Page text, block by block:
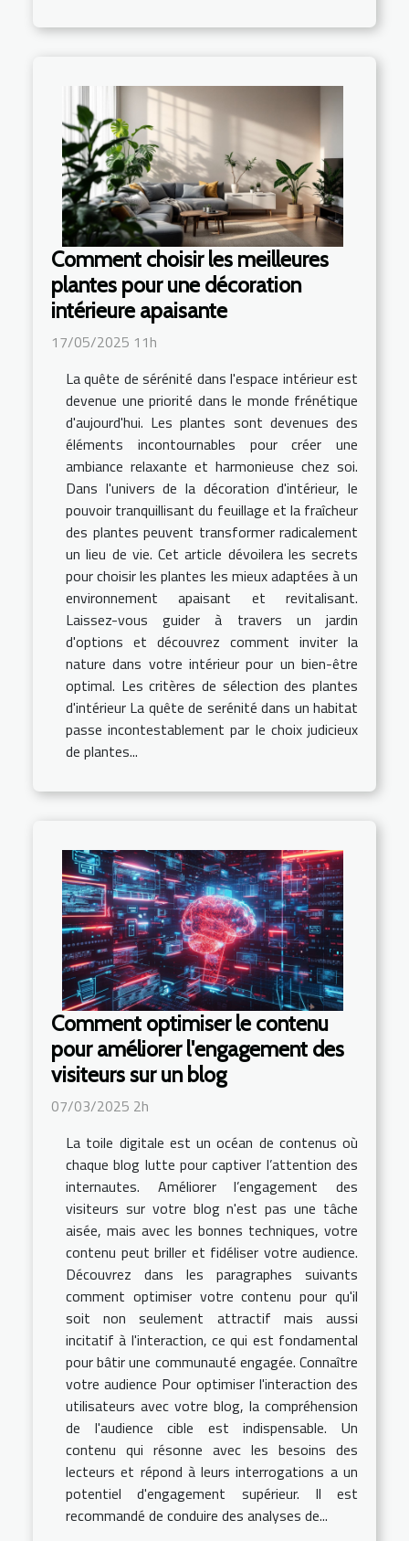
Comment choisir les meilleures
plantes pour une décoration
intérieure apaisante
17/05/2025 11h
La quête de sérénité dans l'espace intérieur est
devenue une priorité dans le monde frénétique
d'aujourd'hui. Les plantes sont devenues des
éléments incontournables pour créer une
ambiance relaxante et harmonieuse chez soi.
Dans l'univers de la décoration d'intérieur, le
pouvoir tranquillisant du feuillage et la fraîcheur
des plantes peuvent transformer radicalement
un lieu de vie. Cet article dévoilera les secrets
pour choisir les plantes les mieux adaptées à un
environnement apaisant et revitalisant.
Laissez-vous guider à travers un jardin
d'options et découvrez comment inviter la
nature dans votre intérieur pour un bien-être
optimal. Les critères de sélection des plantes
d'intérieur La quête de serénité dans un habitat
passe incontestablement par le choix judicieux
de plantes...
Comment optimiser le contenu
pour améliorer l'engagement des
visiteurs sur un blog
07/03/2025 2h
La toile digitale est un océan de contenus où
chaque blog lutte pour captiver l’attention des
internautes. Améliorer l’engagement des
visiteurs sur votre blog n'est pas une tâche
aisée, mais avec les bonnes techniques, votre
contenu peut briller et fidéliser votre audience.
Découvrez dans les paragraphes suivants
comment optimiser votre contenu pour qu'il
soit non seulement attractif mais aussi
incitatif à l'interaction, ce qui est fondamental
pour bâtir une communauté engagée. Connaître
votre audience Pour optimiser l'interaction des
utilisateurs avec votre blog, la compréhension
de l'audience cible est indispensable. Un
contenu qui résonne avec les besoins des
lecteurs et répond à leurs interrogations a un
potentiel d'engagement supérieur. Il est
recommandé de conduire des analyses de...